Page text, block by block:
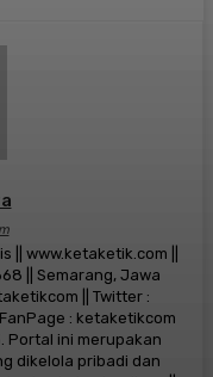
|| www.ketaketik.com ||
|| Semarang, Jawa
|| Twitter :
: ketaketikcom
Portal ini merupakan
dikelola pribadi dan